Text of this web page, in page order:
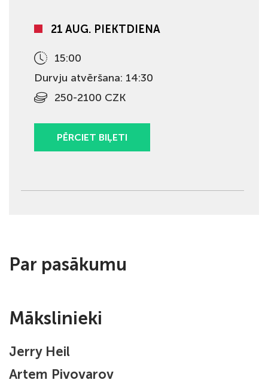
21 AUG. PIEKTDIENA
15:00
Durvju atvēršana: 14:30
250-2100 CZK
PĒRCIET BIĻETI
Par pasākumu
Mākslinieki
Jerry Heil
Artem Pivovarov